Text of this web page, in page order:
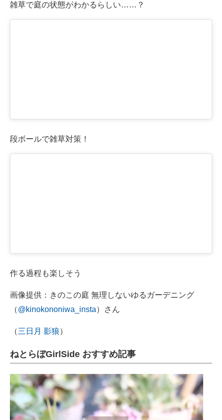
雑草で庭の状態がわかるらしい……？
段ボールで雑草対策！
作る過程も楽しそう
画像提供：きのこの庭 無理しないゆるガーデニング
（@kinokononiwa_insta）さん
（三日月 影狼）
ねとらぼGirlSide おすすめ記事